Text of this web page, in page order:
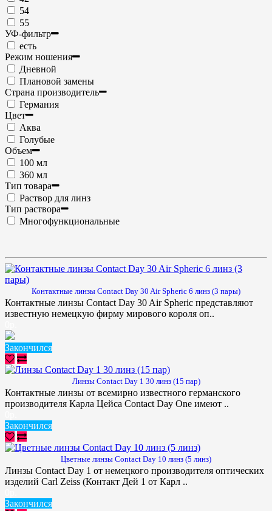
54
55
УФ-фильтр
есть
Режим ношения
Дневной
Плановой замены
Страна производитель
Германия
Цвет
Аква
Голубые
Объем
100 мл
360 мл
Тип товара
Раствор для линз
Тип раствора
Многофункциональные
Контактные линзы Contact Day 30 Air Spheric 6 линз (3 пары)
Контактные линзы Contact Day 30 Air Spheric представляют
известную немецкую фирму мирового короля оп..
Закончился
Линзы Contact Day 1 30 линз (15 пар)
Контактные линзы от всемирно известного германского
производителя Карла Цейса Contact Day One имеют ..
Закончился
Цветные линзы Contact Day 10 линз (5 линз)
Линзы Contact Day 1 от немецкого производителя оптических
изделий Carl Zeiss (Контакт Дей 1 от Карл ..
Закончился